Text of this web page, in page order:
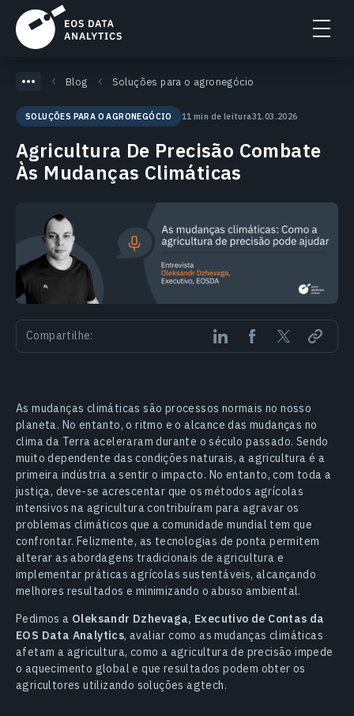
Blog Soluções para o agronegócio
SOLUÇÕES PARA O AGRONEGÓCIO 11 min de leitura31.03.2026
Agricultura De Precisão Combate
Às Mudanças Climáticas
Compartilhe:
As mudanças climáticas são processos normais no nosso
planeta. No entanto, o ritmo e o alcance das mudanças no
clima da Terra aceleraram durante o século passado. Sendo
muito dependente das condições naturais, a agricultura é a
primeira indústria a sentir o impacto. No entanto, com toda a
justiça, deve-se acrescentar que os métodos agrícolas
intensivos na agricultura contribuíram para agravar os
problemas climáticos que a comunidade mundial tem que
confrontar. Felizmente, as tecnologias de ponta permitem
alterar as abordagens tradicionais de agricultura e
implementar práticas agrícolas sustentáveis, alcançando
melhores resultados e minimizando o abuso ambiental.
Pedimos a Oleksandr Dzhevaga, Executivo de Contas da
EOS Data Analytics, avaliar como as mudanças climáticas
afetam a agricultura, como a agricultura de precisão impede
o aquecimento global e que resultados podem obter os
agricultores utilizando soluções agtech.